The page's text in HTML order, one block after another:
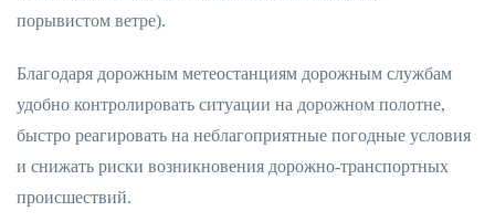
порывистом ветре).
Благодаря дорожным метеостанциям дорожным службам
удобно контролировать ситуации на дорожном полотне,
быстро реагировать на неблагоприятные погодные условия
и снижать риски возникновения дорожно-транспортных
происшествий.